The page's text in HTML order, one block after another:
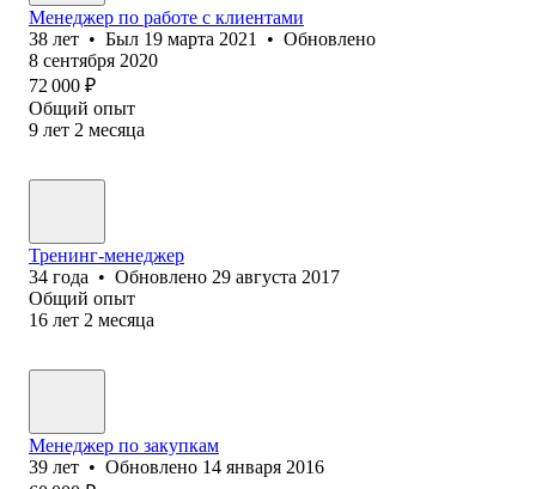
Менеджер по работе с клиентами
38 лет • Был 19 марта 2021 • Обновлено
8 сентября 2020
72 000 ₽
Общий опыт
9 лет 2 месяца
Тренинг-менеджер
34 года • Обновлено 29 августа 2017
Общий опыт
16 лет 2 месяца
Менеджер по закупкам
39 лет • Обновлено 14 января 2016